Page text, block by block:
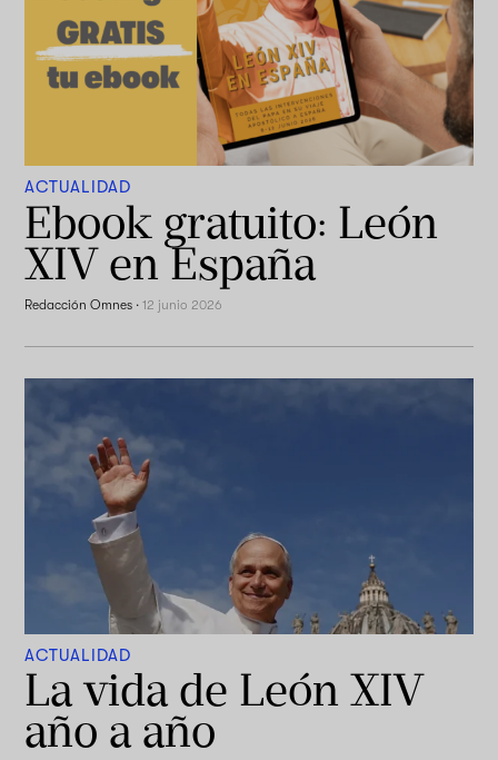
ACTUALIDAD
Ebook gratuito: León
XIV en España
Redacción Omnes ·12 junio 2026
ACTUALIDAD
La vida de León XIV
año a año